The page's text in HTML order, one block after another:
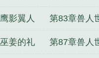
开始
影翼人 第83章兽人
俘虏的吗
姜的礼 第87章兽人